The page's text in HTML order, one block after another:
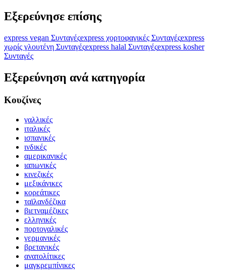
Εξερεύνησε επίσης
express vegan Συνταγέςexpress χορτοφαγικές Συνταγέςexpress
χωρίς γλουτένη Συνταγέςexpress halal Συνταγέςexpress kosher
Συνταγές
Εξερεύνηση ανά κατηγορία
Κουζίνες
γαλλικές
ιταλικές
ισπανικές
ινδικές
αμερικανικές
ιαπωνικές
κινεζικές
μεξικάνικες
κορεάτικες
ταϊλανδέζικα
βιετναμέζικες
ελληνικές
πορτογαλικές
γερμανικές
βρετανικές
ανατολίτικες
μαγκρεμπίνικες